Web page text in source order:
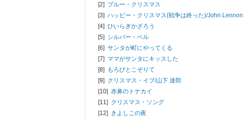
[2] ブルー・クリスマス
[3] ハッピー・クリスマス(戦争は終った)/John Lennon
[4] ひいらぎかざろう
[5] シルバー・ベル
[6] サンタが町にやってくる
[7] ママがサンタにキッスした
[8] もろびとこぞりて
[9] クリスマス・イブ/山下 達郎
[10] 赤鼻のトナカイ
[11] クリスマス・ソング
[12] きよしこの夜